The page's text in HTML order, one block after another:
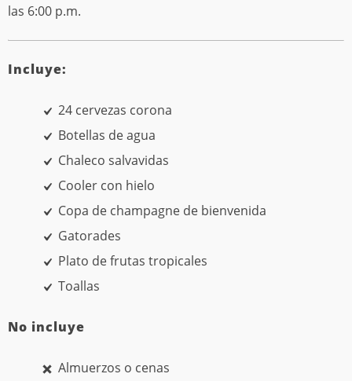
las 6:00 p.m.
Incluye:
24 cervezas corona
Botellas de agua
Chaleco salvavidas
Cooler con hielo
Copa de champagne de bienvenida
Gatorades
Plato de frutas tropicales
Toallas
No incluye
Almuerzos o cenas